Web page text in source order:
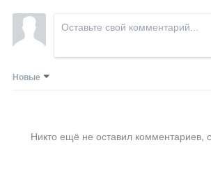
Новые
Никто ещё не оставил комментариев,